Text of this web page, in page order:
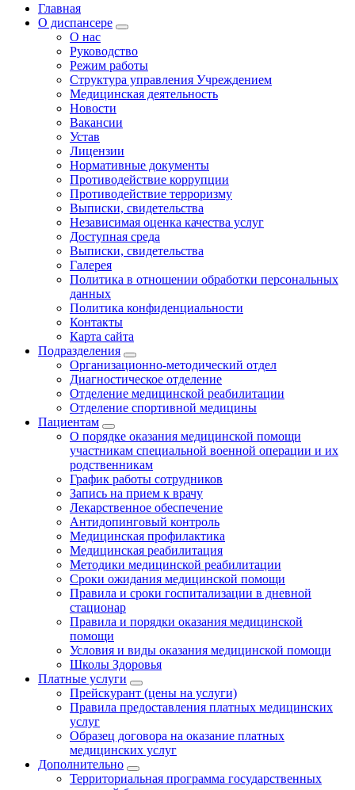
Главная
О диспансере
О нас
Руководство
Режим работы
Структура управления Учреждением
Медицинская деятельность
Новости
Вакансии
Устав
Лицензии
Нормативные документы
Противодействие коррупции
Противодействие терроризму
Выписки, свидетельства
Независимая оценка качества услуг
Доступная среда
Выписки, свидетельства
Галерея
Политика в отношении обработки персональных
данных
Политика конфиденциальности
Контакты
Карта сайта
Подразделения
Организационно-методический отдел
Диагностическое отделение
Отделение медицинской реабилитации
Отделение спортивной медицины
Пациентам
О порядке оказания медицинской помощи
участникам специальной военной операции и их
родственникам
График работы сотрудников
Запись на прием к врачу
Лекарственное обеспечение
Антидопинговый контроль
Медицинская профилактика
Медицинская реабилитация
Методики медицинской реабилитации
Сроки ожидания медицинской помощи
Правила и сроки госпитализации в дневной
стационар
Правила и порядки оказания медицинской
помощи
Условия и виды оказания медицинской помощи
Школы Здоровья
Платные услуги
Прейскурант (цены на услуги)
Правила предоставления платных медицинских
услуг
Образец договора на оказание платных
медицинских услуг
Дополнительно
Территориальная программа государственных